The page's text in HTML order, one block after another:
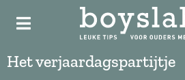
Het verjaardagspartijtje